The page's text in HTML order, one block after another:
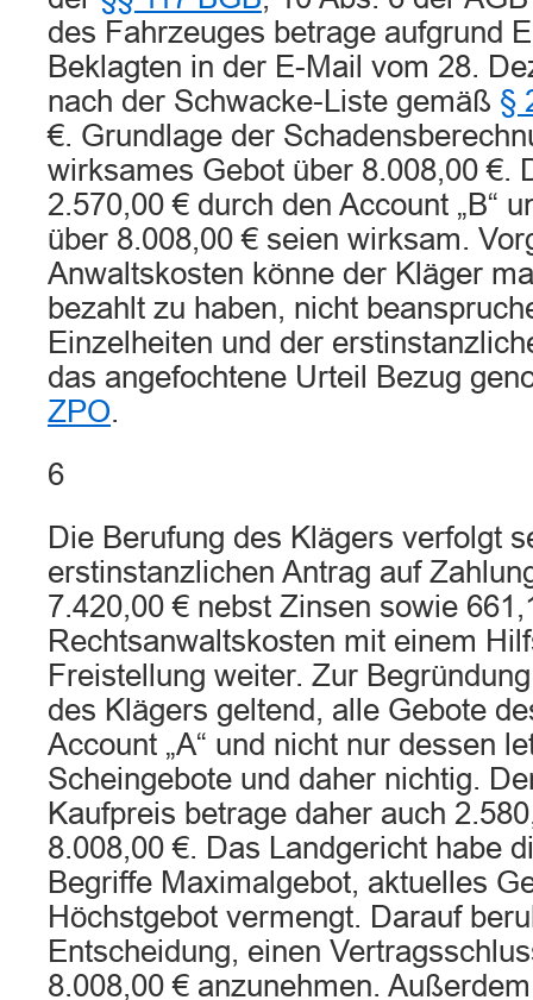
des Fahrzeuges betrage aufgrund
Beklagten in der E-Mail vom 28.
nach der Schwacke-Liste gemäß §
€. Grundlage der
wirksames Gebot über 8.008,00 €.
2.570,00 € durch den Account „B“
über 8.008,00 € seien wirksam.
Anwaltskosten könne der Kläger
bezahlt zu haben, nicht
Einzelheiten und der
das angefochtene Urteil Bezug
ZPO.
6
Die Berufung des Klägers verfolgt
erstinstanzlichen Antrag auf
7.420,00 € nebst Zinsen sowie
Rechtsanwaltskosten mit einem
Freistellung weiter. Zur
des Klägers geltend, alle Gebote
Account „A“ und nicht nur dessen
Scheingebote und daher nichtig.
Kaufpreis betrage daher auch
8.008,00 €. Das Landgericht habe
Begriffe Maximalgebot, aktuelles
Höchstgebot vermengt. Darauf
Entscheidung, einen
8.008,00 € anzunehmen.